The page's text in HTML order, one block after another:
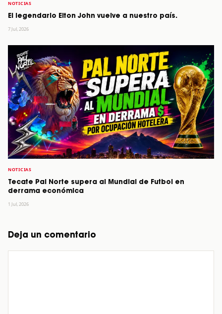
NOTICIAS
El legendario Elton John vuelve a nuestro país.
7 Jul, 2026
NOTICIAS
Tecate Pal Norte supera al Mundial de Futbol en
derrama económica
1 Jul, 2026
Deja un comentario
Comentario